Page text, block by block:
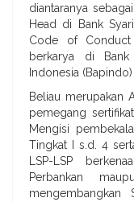
diantaranya
Head di Bank
Code of Conduct
berkarya di Bank
Indonesia (Bapindo)
Beliau merupakan
pemegang
Mengisi
Tingkat I s.d. 4
LSP-LSP
Perbankan
mengembangkan